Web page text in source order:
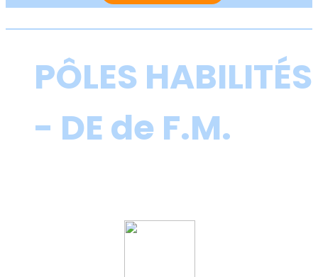
PÔLES HABILITÉS
- DE de F.M.